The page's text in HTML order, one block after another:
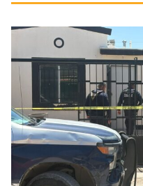
Primary
Sidebar